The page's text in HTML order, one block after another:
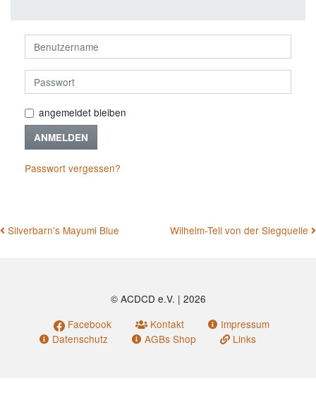
angemeldet bleiben
ANMELDEN
Passwort vergessen?
BEITRAGSNAVIGATION
Silverbarn’s Mayumi Blue Wilhelm-Tell von der Siegquelle
© ACDCD e.V. | 2026
Facebook
Kontakt
Impressum
Datenschutz
AGBs Shop Links